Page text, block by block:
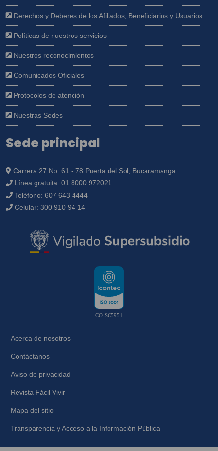
Derechos y Deberes de los Afiliados, Beneficiarios y Usuarios
Políticas de nuestros servicios
Nuestros reconocimientos
Comunicados Oficiales
Protocolos de atención
Nuestras Sedes
Sede principal
Carrera 27 No. 61 - 78 Puerta del Sol, Bucaramanga.
Línea gratuita: 01 8000 972021
Teléfono: 607 643 4444
Celular: 300 910 94 14
CO-SC5951
Acerca de nosotros
Contáctanos
Aviso de privacidad
Revista Fácil Vivir
Mapa del sitio
Transparencia y Acceso a la Información Pública